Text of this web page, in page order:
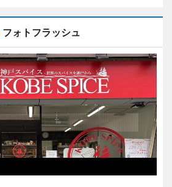
フォトフラッシュ